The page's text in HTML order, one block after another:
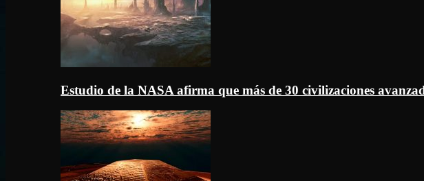
Estudio de la NASA afirma que más de 30 civilizaciones